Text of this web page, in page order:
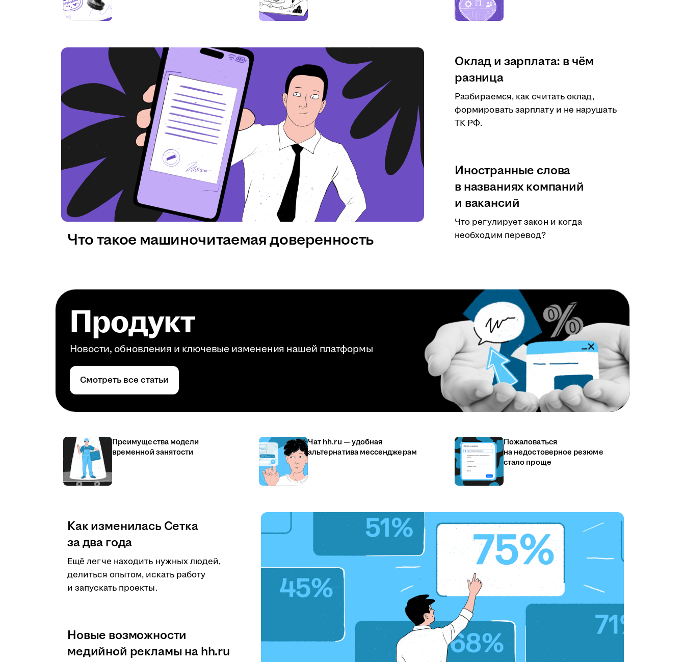
Оклад и зарплата: в чём
разница
Разбираемся, как считать оклад,
формировать зарплату и не нарушать
ТК РФ.
Иностранные слова
в названиях компаний
и вакансий
Что регулирует закон и когда
необходим перевод?
Что такое машиночитаемая доверенность
Продукт
Новости, обновления и ключевые изменения нашей платформы
Смотреть все статьи
Преимущества модели
временной занятости
Чат hh.ru — удобная
альтернатива мессенджерам
Пожаловаться
на недостоверное резюме
стало проще
Как изменилась Сетка
за два года
Ещё легче находить нужных людей,
делиться опытом, искать работу
и запускать проекты.
Новые возможности
медийной рекламы на hh.ru